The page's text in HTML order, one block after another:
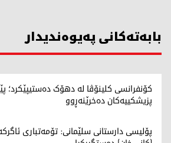
بابەتەکانی پەیوەندیدار
کۆنفرانسی کلینۆڤا لە دهۆک دەستیپێکرد؛
پزیشکییەکان دەخرێنەڕوو
پۆلیسی دارستانی سلێمانی: تۆمەتباری